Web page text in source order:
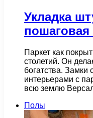
Укладка
пошаговая
Паркет как
столетий. Он
богатства. Замки
интерьерами с
всю землю
Полы